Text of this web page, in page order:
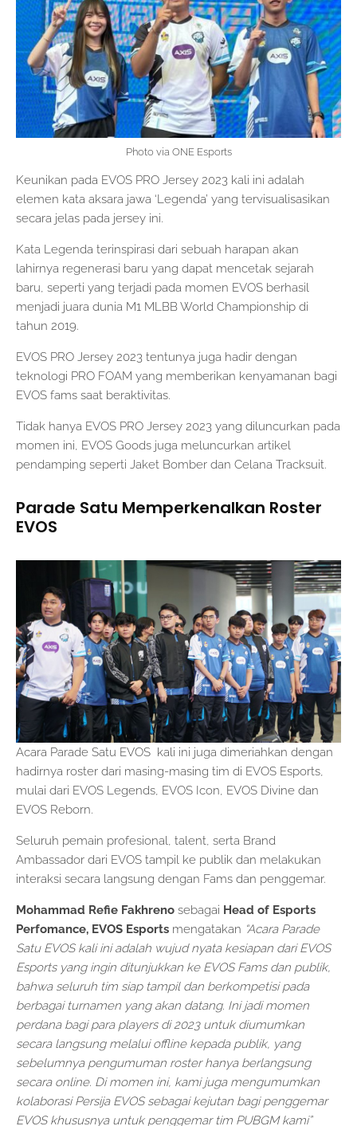
Photo via ONE Esports
Keunikan pada EVOS PRO Jersey 2023 kali ini adalah
elemen kata aksara jawa ‘Legenda’ yang tervisualisasikan
secara jelas pada jersey ini.
Kata Legenda terinspirasi dari sebuah harapan akan
lahirnya regenerasi baru yang dapat mencetak sejarah
baru, seperti yang terjadi pada momen EVOS berhasil
menjadi juara dunia M1 MLBB World Championship di
tahun 2019.
EVOS PRO Jersey 2023 tentunya juga hadir dengan
teknologi PRO FOAM yang memberikan kenyamanan bagi
EVOS fams saat beraktivitas.
Tidak hanya EVOS PRO Jersey 2023 yang diluncurkan pada
momen ini, EVOS Goods juga meluncurkan artikel
pendamping seperti Jaket Bomber dan Celana Tracksuit.
Parade Satu Memperkenalkan Roster
EVOS
Acara Parade Satu EVOS kali ini juga dimeriahkan dengan
hadirnya roster dari masing-masing tim di EVOS Esports,
mulai dari EVOS Legends, EVOS Icon, EVOS Divine dan
EVOS Reborn.
Seluruh pemain profesional, talent, serta Brand
Ambassador dari EVOS tampil ke publik dan melakukan
interaksi secara langsung dengan Fams dan penggemar.
Mohammad Refie Fakhreno sebagai Head of Esports
Perfomance, EVOS Esports mengatakan “Acara Parade
Satu EVOS kali ini adalah wujud nyata kesiapan dari EVOS
Esports yang ingin ditunjukkan ke EVOS Fams dan publik,
bahwa seluruh tim siap tampil dan berkompetisi pada
berbagai turnamen yang akan datang. Ini jadi momen
perdana bagi para players di 2023 untuk diumumkan
secara langsung melalui offline kepada publik, yang
sebelumnya pengumuman roster hanya berlangsung
secara online. Di momen ini, kami juga mengumumkan
kolaborasi Persija EVOS sebagai kejutan bagi penggemar
EVOS khususnya untuk penggemar tim PUBGM kami”